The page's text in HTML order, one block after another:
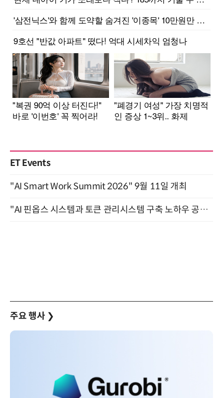
ET Events
"AI Smart Work Summit 2026" 9월 11일 개최
"AI 핀옵스 시스템과 토큰 관리시스템 구축 노하우 공개" 잠실 한국광고문화회관 2층 대회의실 (8/21)
주요 행사 ❯